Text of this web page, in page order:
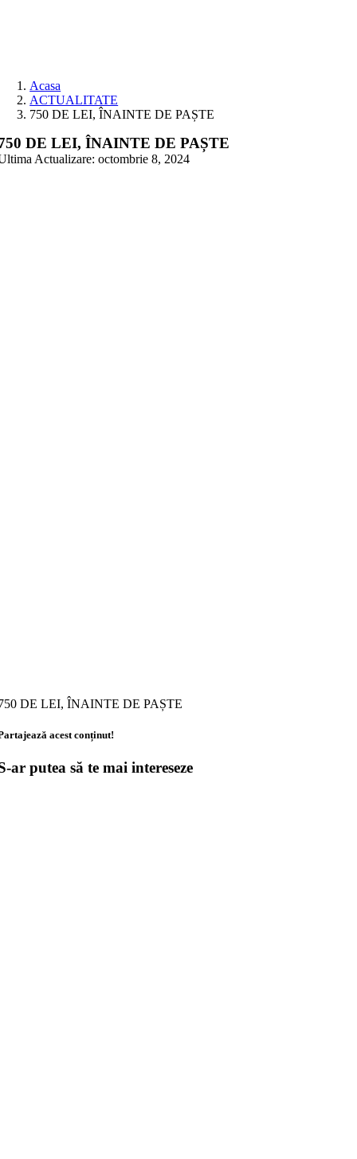
Acasa
ACTUALITATE
750 DE LEI, ÎNAINTE DE PAȘTE
DE LEI, ÎNAINTE DE PAȘTE
Actualizare: octombrie 8, 2024
DE LEI, ÎNAINTE DE PAȘTE
acest conținut!
ar putea să te mai intereseze